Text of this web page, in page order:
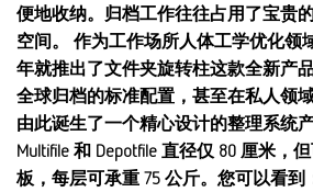
便地收纳。归档工作往往占用了宝贵
空间。 作为工作场所人体工学优化领
年就推出了文件夹旋转柱这款全新产
全球归档的标准配置，甚至在私人领
由此诞生了一个精心设计的整理系统产
Multifile 和 Depotfile 直径仅 80 厘米，
板，每层可承重 75 公斤。您可以看到